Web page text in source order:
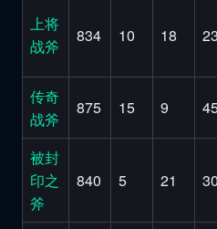
上将
战斧
834 10 18 23
传奇
战斧
875 15 9
被封
印之
斧
840 5 21 30